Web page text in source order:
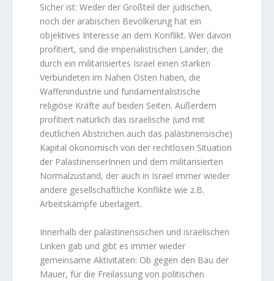
Sicher ist: Weder der Großteil der jüdischen,
noch der arabischen Bevölkerung hat ein
objektives Interesse an dem Konflikt. Wer davon
profitiert, sind die imperialistischen Länder, die
durch ein militarisiertes Israel einen starken
Verbündeten im Nahen Osten haben, die
Waffenindustrie und fundamentalistische
religiöse Kräfte auf beiden Seiten. Außerdem
profitiert natürlich das israelische (und mit
deutlichen Abstrichen auch das palästinensische)
Kapital ökonomisch von der rechtlosen Situation
der PalästinenserInnen und dem militarisierten
Normalzustand, der auch in Israel immer wieder
andere gesellschaftliche Konflikte wie z.B.
Arbeitskämpfe überlagert.
Innerhalb der palästinensischen und israelischen
Linken gab und gibt es immer wieder
gemeinsame Aktivitäten: Ob gegen den Bau der
Mauer, für die Freilassung von politischen